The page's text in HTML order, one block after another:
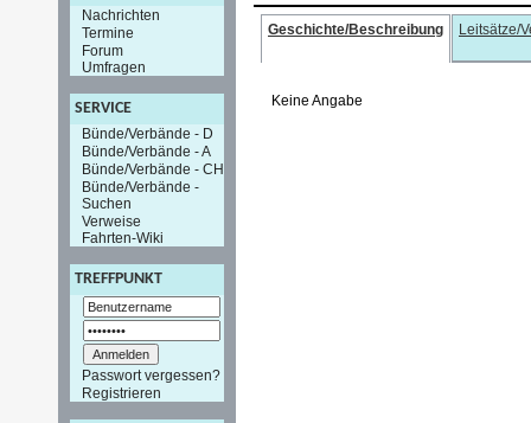
Nachrichten
Termine
Forum
Umfragen
SERVICE
Bünde/Verbände - D
Bünde/Verbände - A
Bünde/Verbände - CH
Bünde/Verbände -
Suchen
Verweise
Fahrten-Wiki
TREFFPUNKT
Passwort vergessen?
Registrieren
Geschichte/Beschreibung Leitsätze/
Keine Angabe